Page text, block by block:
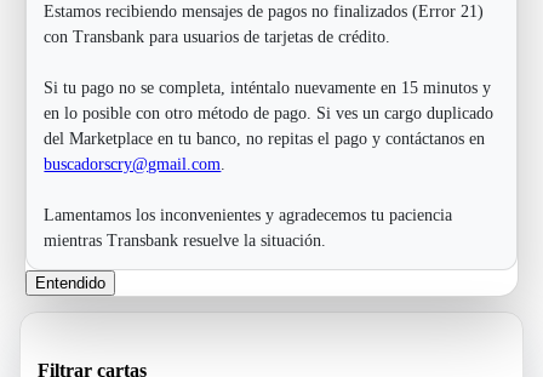
Estamos recibiendo mensajes de pagos no finalizados (Error 21)
con Transbank para usuarios de tarjetas de crédito.
Si tu pago no se completa, inténtalo nuevamente en 15 minutos y
en lo posible con otro método de pago. Si ves un cargo duplicado
del Marketplace en tu banco, no repitas el pago y contáctanos en
buscadorscry@gmail.com
Lamentamos los inconvenientes y agradecemos tu paciencia
mientras Transbank resuelve la situación.
Entendido
Filtrar cartas